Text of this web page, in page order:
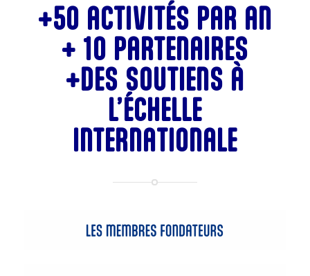
+50 ACTIVITÉS PAR AN
+ 10 PARTENAIRES
+DES SOUTIENS À
L’ÉCHELLE
INTERNATIONALE